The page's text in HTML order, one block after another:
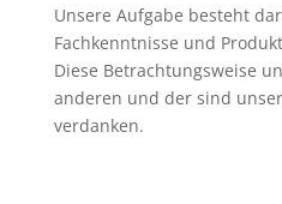
Unsere Aufgabe besteht
Fachkenntnisse und
Diese Betrachtungsweise
anderen und der sind
verdanken.